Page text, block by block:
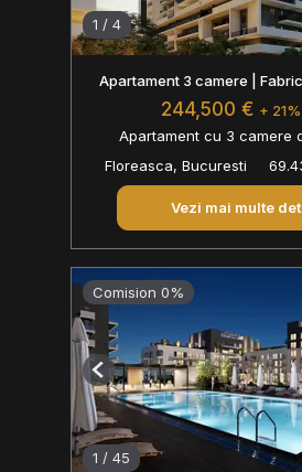
1 / 4
Apartament 3 camere |
244,500 € +
Apartament cu 3 camere
Floreasca, Bucuresti
Vezi mai multe
Comision 0%
1 / 45
Previous